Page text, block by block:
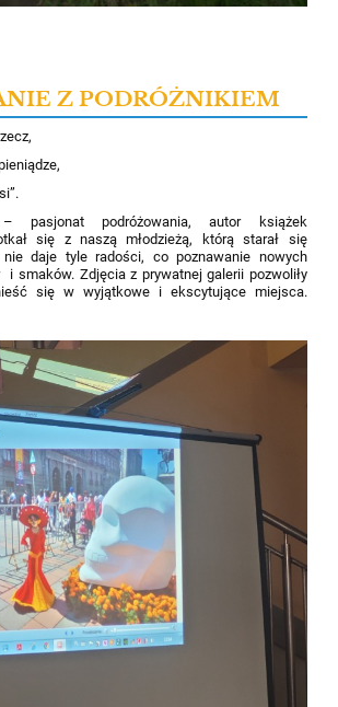
Z PODRÓŻNIKIEM
pasjonat podróżowania, autor książek
się z naszą młodzieżą, którą starał się
daje tyle radości, co poznawanie nowych
i smaków. Zdjęcia z prywatnej galerii pozwoliły
się w wyjątkowe i ekscytujące miejsca.